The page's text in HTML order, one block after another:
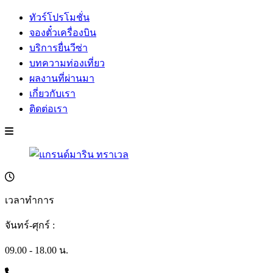
ทัวร์โปรโมชั่น
จองตั๋วเครื่องบิน
บริการยื่นวีซ่า
บทความท่องเที่ยว
ผลงานที่ผ่านมา
เกี่ยวกับเรา
ติดต่อเรา
เวลาทำการ
จันทร์-ศุกร์ :
09.00 - 18.00 น.